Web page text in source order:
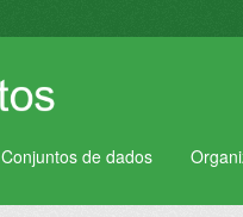
Conjuntos de dados